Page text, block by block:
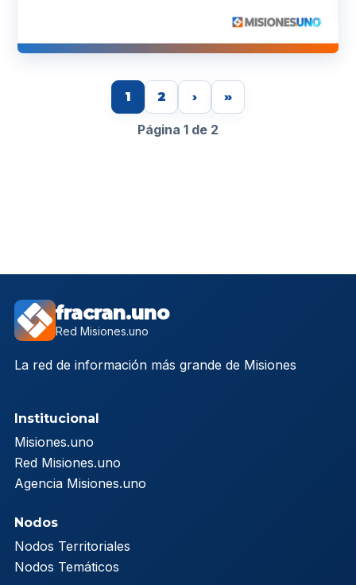
1 2 › »
Página 1 de 2
fracran.uno
Red Misiones.uno
La red de información más grande de Misiones
Institucional
Misiones.uno
Red Misiones.uno
Agencia Misiones.uno
Nodos
Nodos Territoriales
Nodos Temáticos